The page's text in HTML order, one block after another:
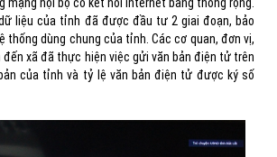
liệu của tỉnh đã được đầu tư 2 giai đoạn, bảo
thống dùng chung của tỉnh. Các cơ quan, đơn vị,
xã đã thực hiện việc gửi văn bản điện tử trên
của tỉnh và tỷ lệ văn bản điện tử được ký số